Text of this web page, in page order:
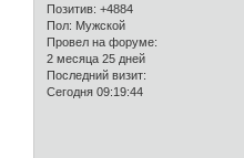
Позитив: +4884
Пол: Мужской
Провел на форуме:
2 месяца 25 дней
Последний визит:
Сегодня 09:19:44